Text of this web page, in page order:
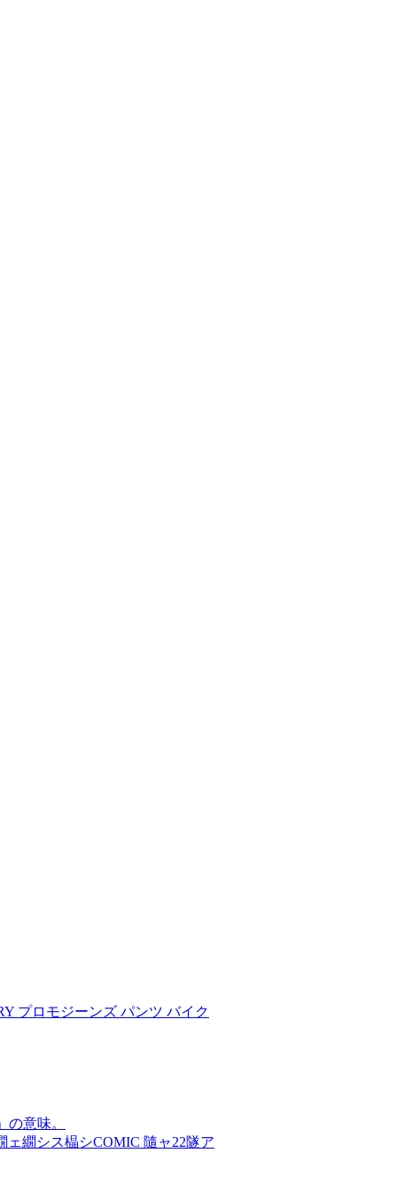
プロモジーンズ パンツ バイク
意味。
繝シス橸シCOMIC 隨ャ22隧ア